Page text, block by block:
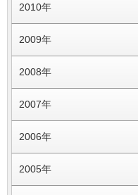
2010年
2009年
2008年
2007年
2006年
2005年